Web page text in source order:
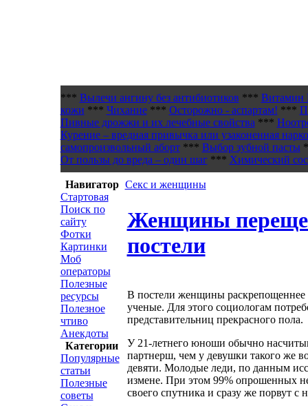
*** Вылечи ангину без антибиотиков *** Витамин
кожи *** Чихание*** Осторожно - аспартам! ***
Пивные дрожжи и их лечебные свойства ***
Курение – вредная привычка или узаконенная
самопроизвольный аборт*** Выбор зубной пасты
От пользы до вреда – один шаг*** Химический
Навигатор
Стартовая
Поиск по
сайту
Фотки
Картинки
Моб
операторы
Полезные
ресурсы
Полезное
чтиво
Анекдоты
Категории
Популярные
статьи
Полезные
советы
Секс и женщины
Женщины
постели
В постели женщины
ученые. Для этого социологам
представительниц прекрасного пола.
У 21-летнего юноши обычно
партнерш, чем у девушки такого же
девяти. Молодые леди, по данным
измене. При этом 99% опрошенных
своего спутника и сразу же порвут с